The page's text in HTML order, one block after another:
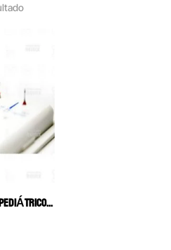
KIT DE FRESAS DIAMANTE PEDIÁTRICO MDT